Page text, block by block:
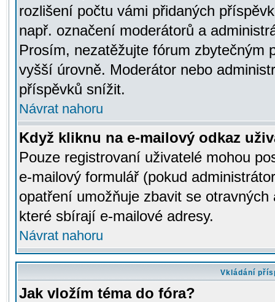
rozlišení počtu vámi přidaných
např. označení moderátorů a
Prosím, nezatěžujte fórum zbytečným
vyšší úrovně. Moderátor nebo
příspěvků snížit.
Návrat nahoru
Když kliknu na e-mailový odkaz
Pouze registrovaní uživatelé mohou
e-mailový formulář (pokud
opatření umožňuje zbavit se
které sbírají e-mailové adresy.
Návrat nahoru
Vkládání
Jak vložím téma do fóra?